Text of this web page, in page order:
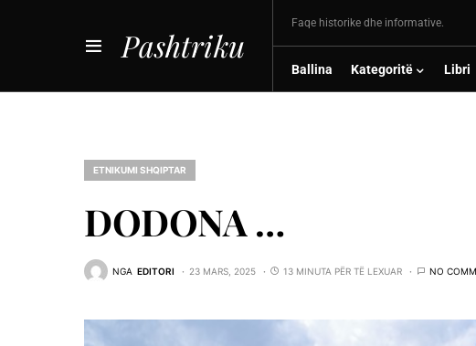
Pashtriku
Faqe historike dhe informative.
Ballina Kategoritë Libri
ETNIKUMI SHQIPTAR
DODONA …
NGA EDITORI 23 MARS, 2025 13 MINUTA PËR TË LEXUAR NO